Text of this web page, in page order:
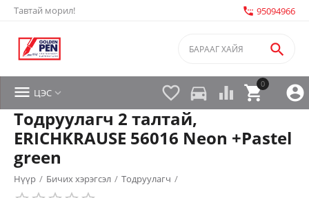
Тавтай морил! settings_phone 95094966


0

 directions_car 
 ЦЭС 
Тодруулагч 2 талтай,
ERICHKRAUSE 56016 Neon +Pastel
green
Нүүр / Бичих хэрэгсэл / Тодруулагч /